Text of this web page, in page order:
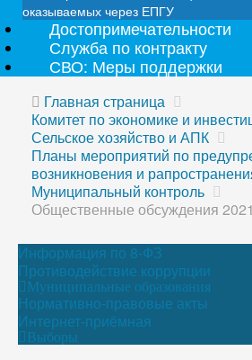
оказываемых через ЕПГУ
Достопримечательности
Служба по контракту
СВО: Меры поддержки
Главная страница
Комитет по экономике и
Сельское хозяйство и АПК
Планы мероприятий по
возникновения и
Муниципальный контроль
Общественные обсуждения
Информация по 8-ФЗ
Противодействие коррупции
Муниципальные образования
Нормативно-правовые акты
Интернет-приёмная
Выборы